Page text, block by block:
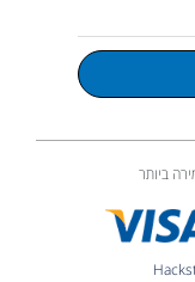
ביותר